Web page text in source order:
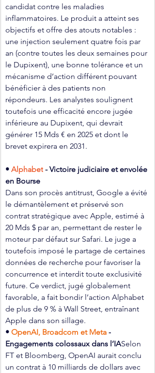
candidat contre les maladies
inflammatoires. Le produit a atteint ses
objectifs et offre des atouts notables :
une injection seulement quatre fois par
an (contre toutes les deux semaines pour
le Dupixent), une bonne tolérance et un
mécanisme d’action différent pouvant
bénéficier à des patients non
répondeurs. Les analystes soulignent
toutefois une efficacité encore jugée
inférieure au Dupixent, qui devrait
générer 15 Mds € en 2025 et dont le
brevet expirera en 2031.
• Alphabet - Victoire judiciaire et envolée
en Bourse
Dans son procès antitrust, Google a évité
le démantèlement et préservé son
contrat stratégique avec Apple, estimé à
20 Mds $ par an, permettant de rester le
moteur par défaut sur Safari. Le juge a
toutefois imposé le partage de certaines
données de recherche pour favoriser la
concurrence et interdit toute exclusivité
future. Ce verdict, jugé globalement
favorable, a fait bondir l’action Alphabet
de plus de 9 % à Wall Street, entraînant
Apple dans son sillage.
• OpenAI, Broadcom et Meta -
Engagements colossaux dans l’IASelon
FT et Bloomberg, OpenAI aurait conclu
un contrat à 10 milliards de dollars avec